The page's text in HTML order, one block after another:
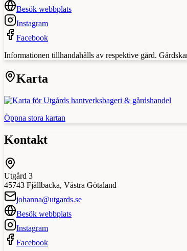
Besök webbplats
Instagram
Facebook
Informationen tillhandahålls av respektive gård.
Karta
Öppna stora kartan
Kontakt
Utgård 3
45743 Fjällbacka, Västra Götaland
johanna@utgards.se
Besök webbplats
Instagram
Facebook